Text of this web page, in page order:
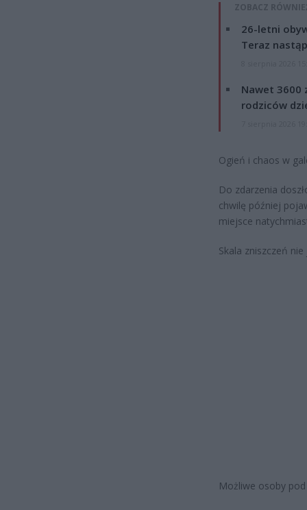
ZOBACZ
26-letni
Teraz
Nawet 3600
rodziców
Ogień i chaos w
Do zdarzenia
chwilę później
miejsce
Skala zniszczeń
Możliwe osoby